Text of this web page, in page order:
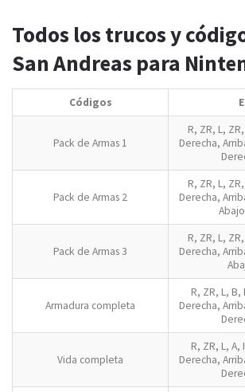
Todos los trucos y
San Andreas para
Códigos
Pack de Armas 1
R, ZR, L,
Derecha,
Pack de Armas 2
R, ZR, L,
Derecha,
Pack de Armas 3
R, ZR, L,
Derecha,
Armadura completa
R, ZR, L,
Derecha,
Vida completa
R, ZR, L,
Derecha,